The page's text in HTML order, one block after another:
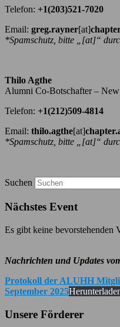
Telefon: +1(203)521-7020
Email: greg.rayner[at]
*Spamschutz, bitte „[at]“
Thilo Agthe
Alumni Co-Botschafter –
Telefon: +1(212)509-4814
Email: thilo.agthe[at]
*Spamschutz, bitte „[at]“
Suchen
Nächstes Event
Es gibt keine bevorstehenden
Nachrichten und Updates
Protokoll der ALUHH
September 2025
Unsere Förderer